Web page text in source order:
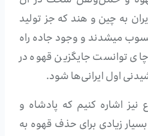
به چین و هند که جز تولید
میشدند و وجود جاده راه
توانست جایگزین قهوه در
اول ایرانی‌ها شود.
نیز اشاره کنیم که پادشاه و
بسیار زیادی برای حذف قهوه به